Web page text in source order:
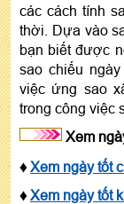
các cách tính
thời. Dựa vào
bạn biết được
sao chiếu
việc ứng sao
trong công việc
Xem
♦Xem ngày tốt
♦Xem ngày tốt